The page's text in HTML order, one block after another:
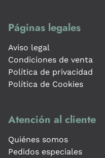
Páginas legales
Aviso legal
Condiciones de venta
Política de privacidad
Política de Cookies
Atención al cliente
Quiénes somos
Pedidos especiales